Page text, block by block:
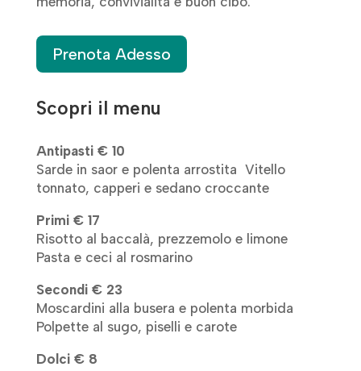
Prenota Adesso
Scopri il menu
Antipasti € 10
Sarde in saor e polenta arrostita Vitello
tonnato, capperi e sedano croccante
Primi € 17
Risotto al baccalà, prezzemolo e limone
Pasta e ceci al rosmarino
Secondi € 23
Moscardini alla busera e polenta morbida
Polpette al sugo, piselli e carote
Dolci € 8